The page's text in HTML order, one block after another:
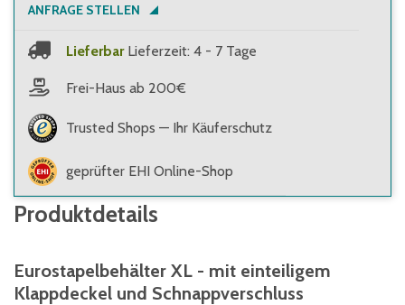
ANFRAGE STELLEN
Lieferbar Lieferzeit: 4 - 7 Tage
Frei-Haus ab 200€
Trusted Shops — Ihr Käuferschutz
geprüfter EHI Online-Shop
Produktdetails
Eurostapelbehälter XL - mit einteiligem
Klappdeckel und Schnappverschluss